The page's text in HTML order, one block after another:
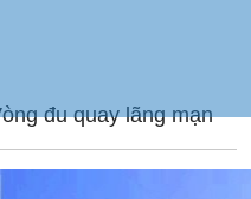
đu quay lãng mạn